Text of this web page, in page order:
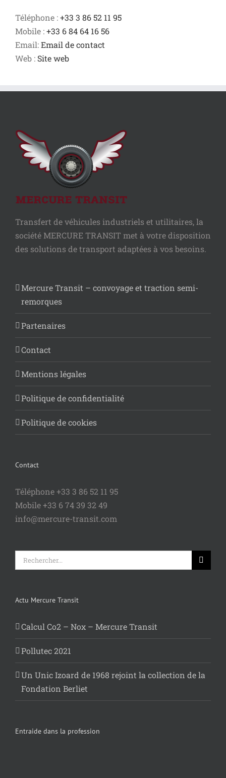
Téléphone :+33 3 86 52 11 95
Mobile :+33 6 84 64 16 56
Email:Email de contact
Web : Site web
Transfert de véhicules industriels et utilitaires, la
société MERCURE TRANSIT met à votre disposition
des solutions de transport adaptées à vos besoins.
Mercure Transit – convoyage et traction semi-
remorques
Partenaires
Contact
Mentions légales
Politique de confidentialité
Politique de cookies
Contact
Téléphone +33 3 86 52 11 95
Mobile +33 6 74 39 32 49
info@mercure-transit.com
Rechercher:
Actu Mercure Transit
Calcul Co2 – Nox – Mercure Transit
Pollutec 2021
Un Unic Izoard de 1968 rejoint la collection de la
Fondation Berliet
Entraide dans la profession